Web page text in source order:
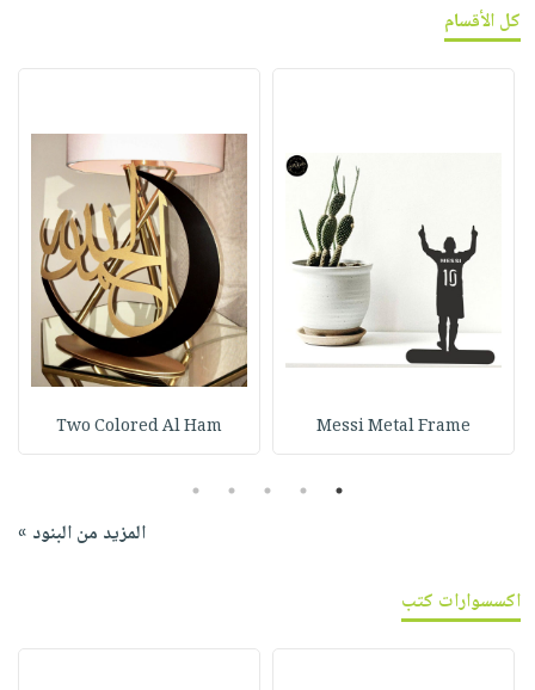
كل الأقسام
Messi Metal Frame
Two Colored Al Ham
1
2
3
4
5
المزيد من البنود »
اكسسوارات كتب